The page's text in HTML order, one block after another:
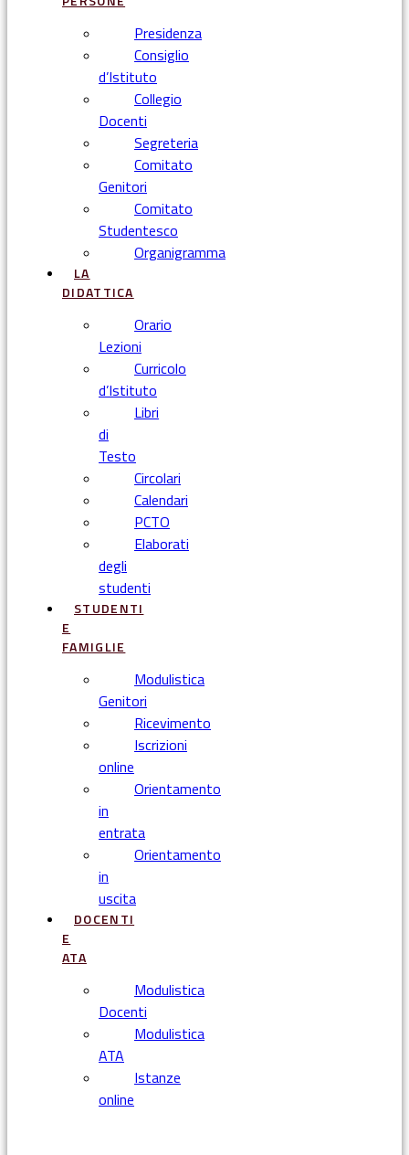
Presidenza
Consiglio
d’Istituto
Collegio
Docenti
Segreteria
Comitato
Genitori
Comitato
Studentesco
Organigramma
LA
DIDATTICA
Orario
Lezioni
Curricolo
d’Istituto
Libri
di
Testo
Circolari
Calendari
PCTO
Elaborati
degli
studenti
STUDENTI
E
FAMIGLIE
Modulistica
Genitori
Ricevimento
Iscrizioni
online
Orientamento
in
entrata
Orientamento
in
uscita
DOCENTI
E
ATA
Modulistica
Docenti
Modulistica
ATA
Istanze
online